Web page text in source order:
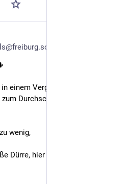
einem Vergleichstool gut sehen,
Durchschnitt in anderen
wenig,
Dürre, hier am Beispiel von